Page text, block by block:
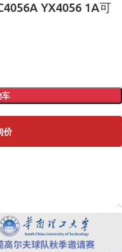
YX4056 1A可
车
价